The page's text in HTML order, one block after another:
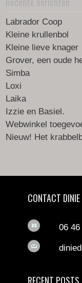
navigation
Labrador Coop
Kleine krullenbol
Kleine lieve knager
Grover, een oude
Simba
Loxi
Laika
Izzie en Basiel.
Webwinkel
Nieuw! Het
CONTACT DINIE
06